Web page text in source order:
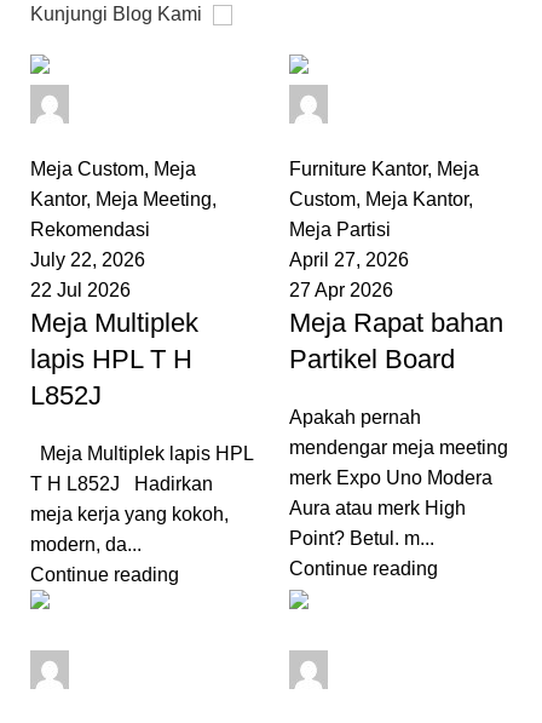
Kunjungi Blog Kami
Meja Custom, Meja
Kantor, Meja Meeting,
Rekomendasi
July 22, 2026
22 Jul 2026
Meja Multiplek
lapis HPL T H
L852J
Meja Multiplek lapis HPL
T H L852J Hadirkan
meja kerja yang kokoh,
modern, da...
Continue reading
Furniture Kantor, Meja
Custom, Meja Kantor,
Meja Partisi
April 27, 2026
27 Apr 2026
Meja Rapat bahan
Partikel Board
Apakah pernah
mendengar meja meeting
merk Expo Uno Modera
Aura atau merk High
Point? Betul. m...
Continue reading